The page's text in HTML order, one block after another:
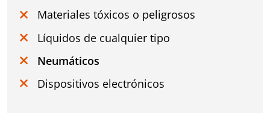
Materiales tóxicos o peligrosos
Líquidos de cualquier tipo
Neumáticos
Dispositivos electrónicos